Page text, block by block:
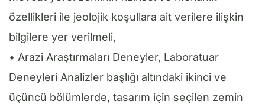
özellikleri ile jeolojik koşullara ait verilere ilişkin
bilgilere yer verilmeli,
• Arazi Araştırmaları Deneyler, Laboratuar
Deneyleri Analizler başlığı altındaki ikinci ve
üçüncü bölümlerde, tasarım için seçilen zemin